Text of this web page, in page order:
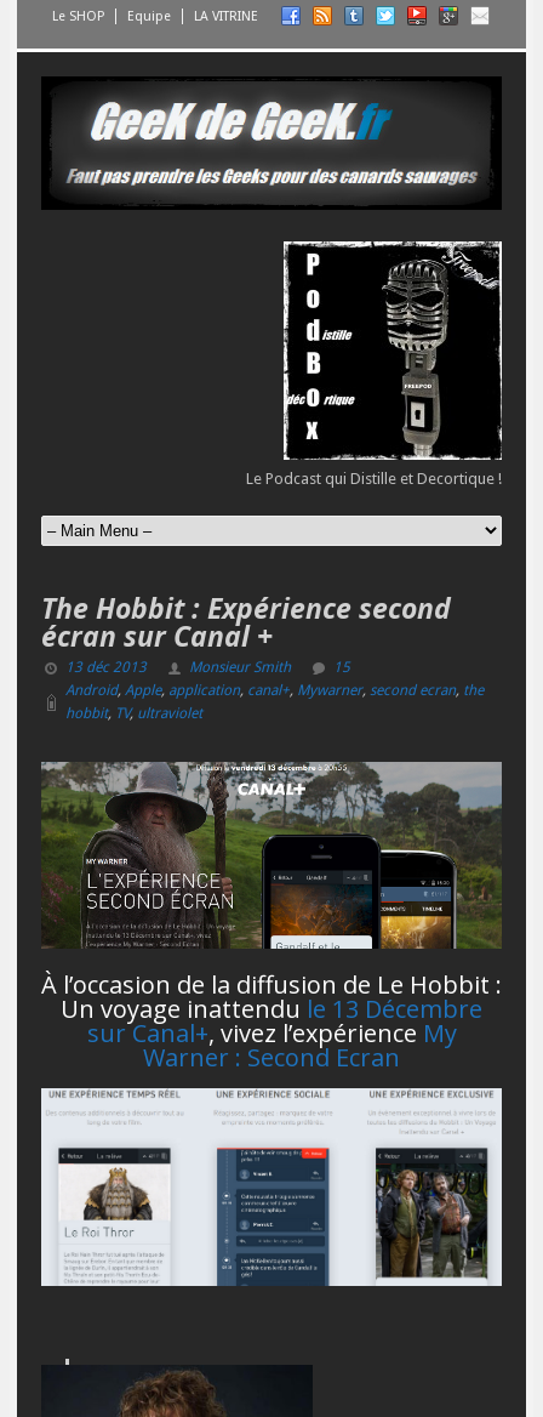
Le SHOP Equipe LA VITRINE
Le Podcast qui Distille et Decortique !
The Hobbit : Expérience second
écran sur Canal +
13 déc 2013 Monsieur Smith
15
Android, Apple, application, canal+, Mywarner, second ecran, the
hobbit, TV, ultraviolet
À l’occasion de la diffusion de Le Hobbit :
Un voyage inattendu le 13 Décembre
sur Canal+, vivez l’expérience My
Warner : Second Ecran